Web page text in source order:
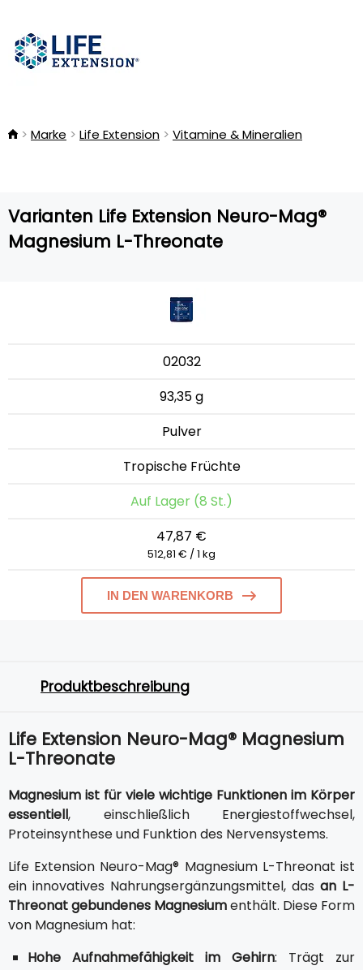
Marke Life Extension Vitamine & Mineralien
Varianten Life Extension Neuro-Mag®
Magnesium L-Threonate
02032
93,35 g
Pulver
Tropische Früchte
Auf Lager (8 St.)
47,87 €
512,81 € / 1 kg
IN DEN WARENKORB
Produktbeschreibung
Life Extension Neuro-Mag® Magnesium
L-Threonate
Magnesium ist für viele wichtige Funktionen im Körper
essentiell, einschließlich Energiestoffwechsel,
Proteinsynthese und Funktion des Nervensystems.
Life Extension Neuro-Mag® Magnesium L-Threonat ist
ein innovatives Nahrungsergänzungsmittel, das an L-
Threonat gebundenes Magnesiumenthält. Diese Form
von Magnesium hat:
Hohe Aufnahmefähigkeit im Gehirn: Trägt zur